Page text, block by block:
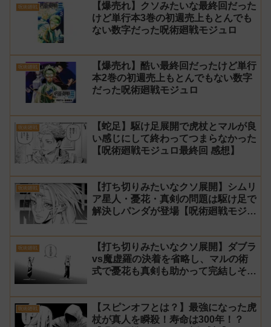
呪術廻戦
【爆売れ】クソみたいな最終回だった
けど単行本3巻の初週売上もとんでも
ない数字だった呪術廻戦モジュロ
呪術廻戦
【爆売れ】酷い最終回だったけど単行
本2巻の初週売上もとんでもない数字
だった呪術廻戦モジュロ
呪術廻戦
【蛇足】駆け足展開で虎杖とマルが良
い感じにして終わってつまらなかった
【呪術廻戦モジュロ最終回 感想】
呪術廻戦
【打ち切りみたいなクソ展開】シムリ
ア星人・憂花・真剣の問題は駆け足で
解決しパンダが登場【呪術廻戦モジュ
呪術廻戦
【打ち切りみたいなクソ展開】ダブラ
vs魔虚羅の決着を省略し、マルの術
式で憂花も真剣も助かって完結しそう
呪術廻戦
【スピンオフとは？】最強になった虎
杖が真人を瞬殺！寿命は300年！？